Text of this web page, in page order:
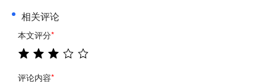
相关评论
本文评分*
评论内容*